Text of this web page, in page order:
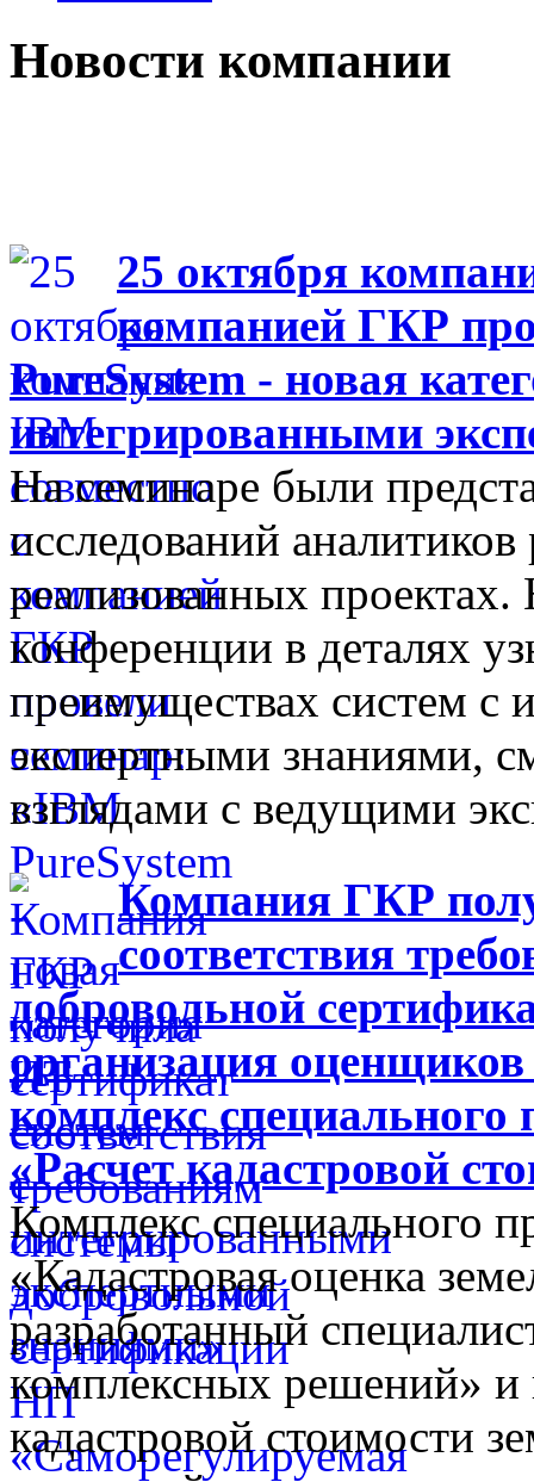
Новости компании
25 октября
компанией ГКР
PureSystem - новая
интегрированными
На семинаре были
исследований
реализованных
конференции в деталях
преимуществах систем с
экспертными знаниями,
взглядами с ведущими
Компания ГКР
соответствия
добровольной
организация
комплекс специального
«Расчет кадастровой
Комплекс специального
«Кадастровая оценка
разработанный
комплексных решений» и
кадастровой стоимости